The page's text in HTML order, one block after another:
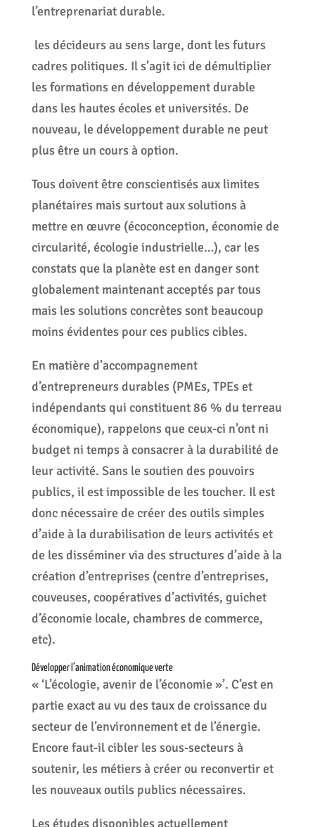
l’entreprenariat durable.
les décideurs au sens large, dont les futurs
cadres politiques. Il s’agit ici de démultiplier
les formations en développement durable
dans les hautes écoles et universités. De
nouveau, le développement durable ne peut
plus être un cours à option.
Tous doivent être conscientisés aux limites
planétaires mais surtout aux solutions à
mettre en œuvre (écoconception, économie de
circularité, écologie industrielle…), car les
constats que la planète est en danger sont
globalement maintenant acceptés par tous
mais les solutions concrètes sont beaucoup
moins évidentes pour ces publics cibles.
En matière d’accompagnement
d’entrepreneurs durables (PMEs, TPEs et
indépendants qui constituent 86 % du terreau
économique), rappelons que ceux-ci n’ont ni
budget ni temps à consacrer à la durabilité de
leur activité. Sans le soutien des pouvoirs
publics, il est impossible de les toucher. Il est
donc nécessaire de créer des outils simples
d’aide à la durabilisation de leurs activités et
de les disséminer via des structures d’aide à la
création d’entreprises (centre d’entreprises,
couveuses, coopératives d’activités, guichet
d’économie locale, chambres de commerce,
etc).
Développer l’animation économique verte
« ‘L’écologie, avenir de l’économie »’. C’est en
partie exact au vu des taux de croissance du
secteur de l’environnement et de l’énergie.
Encore faut-il cibler les sous-secteurs à
soutenir, les métiers à créer ou reconvertir et
les nouveaux outils publics nécessaires.
Les études disponibles actuellement